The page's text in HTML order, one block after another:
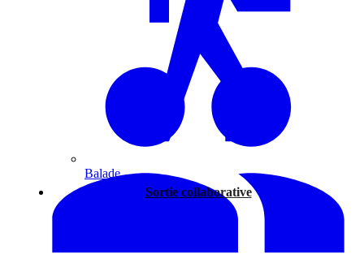
Balade
Sortie collaborative